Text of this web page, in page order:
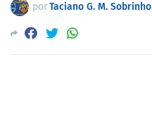
porTaciano G. M. Sobrinho